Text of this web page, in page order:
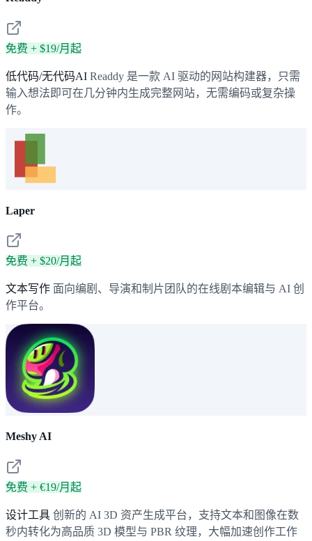
免费 + $19/月起
低代码/无代码AI Readdy 是一款 AI 驱动的网站构建器，只需
输入想法即可在几分钟内生成完整网站，无需编码或复杂操
作。
Laper
免费 + $20/月起
文本写作 面向编剧、导演和制片团队的在线剧本编辑与 AI 创
作平台。
Meshy AI
免费 + €19/月起
设计工具 创新的 AI 3D 资产生成平台，支持文本和图像在数
秒内转化为高品质 3D 模型与 PBR 纹理，大幅加速创作工作